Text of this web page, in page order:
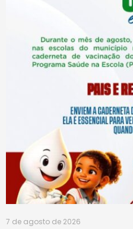
7 de agosto de 2026